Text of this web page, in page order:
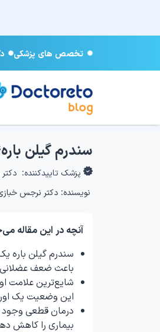
تخصص های پزشکی
سندرم گیلن
پزشک تاییدکننده:
نویسنده: دکتر نرجس
آنچه در این مقاله
سندرم گیلن باره
باعث ضعف عضلانی
شایع‌ترین علامت
این وضعیت یک
درمان قطعی وجود
بیماری را کاهش